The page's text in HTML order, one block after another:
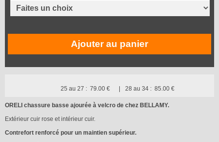
Ajouter au panier
25 au 27 : 79.00 € 28 au 34 : 85.00 €
ORELI chassure basse ajourée à velcro de chez BELLAMY.
Extérieur cuir rose et intérieur cuir.
Contrefort renforcé pour un maintien supérieur.